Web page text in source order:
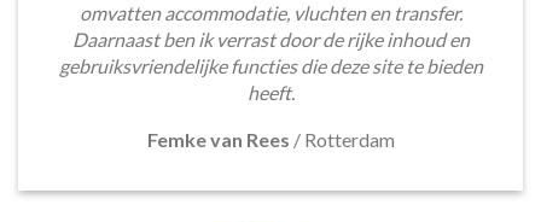
omvatten accommodatie, vluchten en transfer.
Daarnaast ben ik verrast door de rijke inhoud en
gebruiksvriendelijke functies die deze site te bieden
heeft.
Femke van Rees / Rotterdam